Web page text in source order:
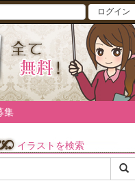
ログイン
集
イラストを検索